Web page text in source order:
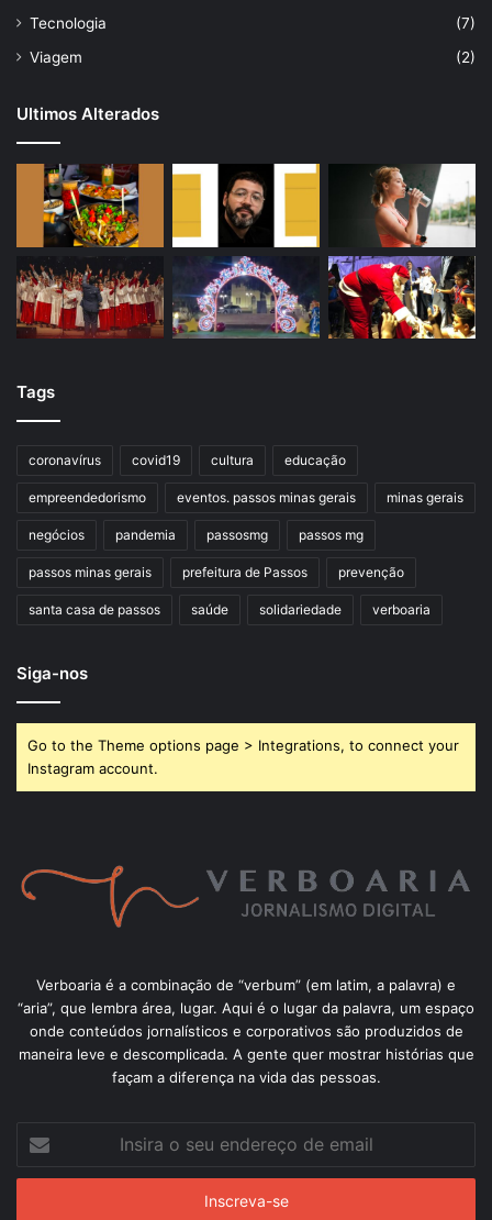
Tecnologia
(7)
Viagem
(2)
Ultimos Alterados
Tags
coronavírus covid19 cultura educação
empreendedorismo eventos. passos minas gerais minas gerais
negócios pandemia passosmg passos mg
passos minas gerais prefeitura de Passos prevenção
santa casa de passos saúde solidariedade verboaria
Siga-nos
Go to the Theme options page > Integrations, to connect your
Instagram account.
Verboaria é a combinação de “verbum” (em latim, a palavra) e
“aria”, que lembra área, lugar. Aqui é o lugar da palavra, um espaço
onde conteúdos jornalísticos e corporativos são produzidos de
maneira leve e descomplicada. A gente quer mostrar histórias que
façam a diferença na vida das pessoas.
seu